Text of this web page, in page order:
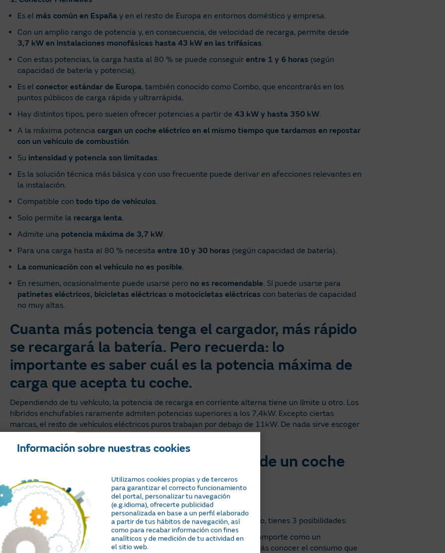
Es el más común en España y en el resto de Europa en entornos doméstico y empresa.
Con un amplio rango de potencia y, en consecuencia, de velocidad de recarga, permite desde
3,7 kW en instalaciones monofásicas hasta 43 kW en las trifásicas.
Con estas potencias, la carga hasta al 80 % se puede conseguir entre 1 y 6 horas (según
capacidad de batería y potencia).
Es el conector estándar de Europa, también conocido como Combo, que encontrarás en los
puntos públicos de carga rápida y ultrarrápida.
Hay distintos tipos, pero suelen ofrecer potencias a partir de 43 kW y hasta 350 kW.
A la máxima potencia cargan un coche eléctrico en el mismo tiempo que tardamos en repostar
con un vehículo de combustión.
Su intensidad y potencia son limitadas.
Es la solución técnica más básica y con uso frecuente puede derivar en afecciones relevantes en
la instalación.
Compatible con todo tipo de vehículos.
Solo permite la recarga lenta.
Admite una potencia máxima de 3,7 kW.
Para una carga hasta al 80 % necesita entre 10 y 30 horas (según capacidad de batería).
La comunicación con el vehículo no es posible.
En resumen, ocasionalmente puede usarse pero no es recomendable. Sí puede usarse para
patinetes eléctricos, bicicletas eléctricas o motocicletas eléctricas con baterías de capacidad
no muy altas.
Cuanta más potencia tenga el cargador, más rápido
se recargará la batería. Pero recuerda: lo
importante es saber cuál es la potencia máxima de
carga que acepta tu coche.
Dependiendo de tu vehículo, la potencia de recarga en corriente alterna tiene un límite u otro. Los
híbridos enchufables raramente admiten potencias superiores a los 7,4kW. Excepto ciertas
marcas, el resto de vehículos eléctricos puros trabajan por debajo de 11kW. De nada sirve escoger
un cargador de más potencia si tu coche no la puede aprovechar.
¿Dónde puede instalar el cargador de un coche
eléctrico?
También es muy común disponer de ungaraje comunitario. En ese caso, tienes 3 posibilidades:
Conectarlo directamente a tu línea de suministro de luzy que se comporte como un
“electrodoméstico” más. Desde el propio cargador o el vehículo podrás conocer el consumo que
Información sobre nuestras cookies
Utilizamos cookies propias y de terceros
para garantizar el correcto funcionamiento
del portal, personalizar tu navegación
(e.g.idioma), ofrecerte publicidad
personalizada en base a un perfil elaborado
a partir de tus hábitos de navegación, así
como para recabar información con fines
analíticos y de medición de tu actividad en
el sitio web.